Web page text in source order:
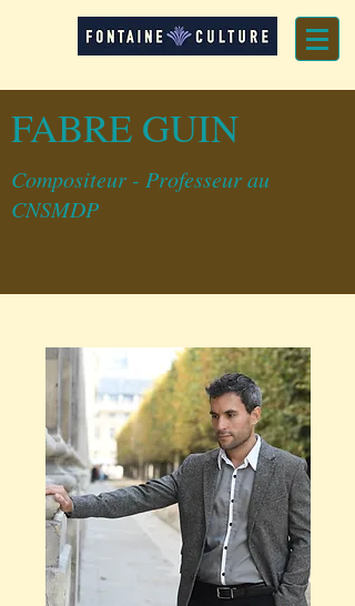
FABRE GUIN
Compositeur - Professeur au
CNSMDP